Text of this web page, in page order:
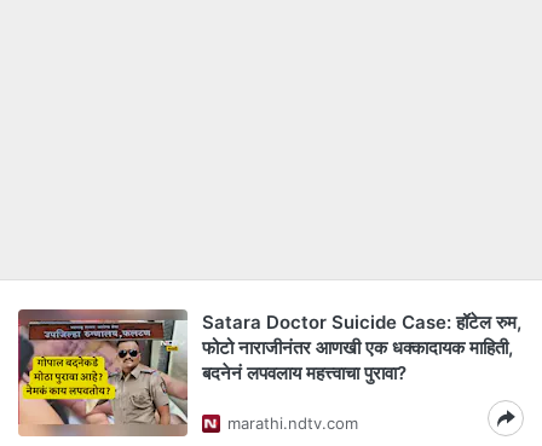
Satara Doctor Suicide Case: हॉटेल रुम,
फोटो नाराजीनंतर आणखी एक धक्कादायक माहिती,
बदनेनं लपवलाय महत्त्वाचा पुरावा?
marathi.ndtv.com